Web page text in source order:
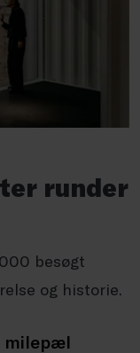
runder
besøgt
og historie.
milepæl